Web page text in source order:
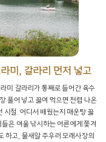
미, 갈라리 먼저 넣고
미 갈라리가 통째로 들어간 육수
풀어 넣고 끓여 먹으면 천렵 나온
시절. 어디서 배웠는지 매운탕 끓
은 여울 낚시하는 어른에게 쫓겨
하고, 물새알 주우러 모래사장의